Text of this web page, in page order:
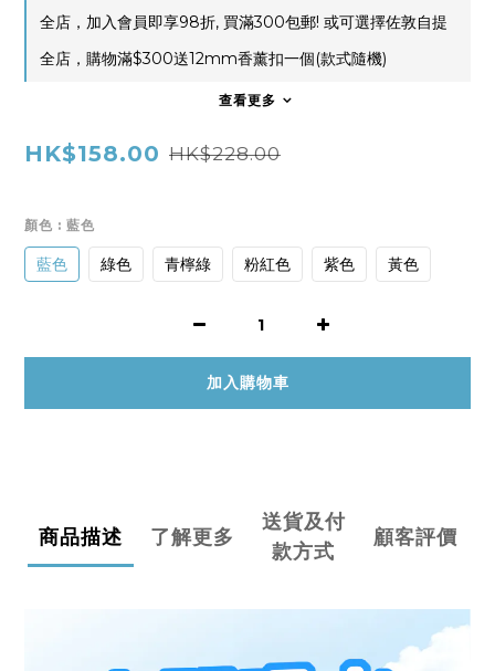
全店，加入會員即享98折, 買滿300包郵! 或可選擇佐敦自提
全店，購物滿$300送12mm香薰扣一個(款式隨機)
查看更多
HK$158.00 HK$228.00
顏色 : 藍色
藍色 綠色 青檸綠 粉紅色 紫色 黃色
加入購物車
商品描述 了解更多
送貨及付
款方式
顧客評價